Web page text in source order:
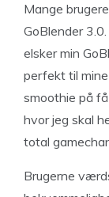
Mange
GoBlender
elsker min
perfekt til
smoothie på
hvor jeg skal
total
Brugerne